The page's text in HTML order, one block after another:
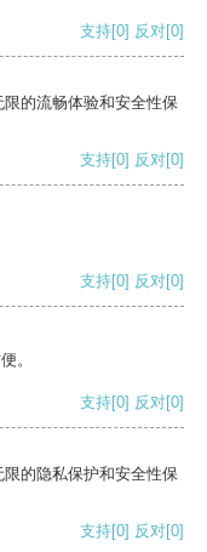
支持[0] 反对[0]
的流畅体验和安全性保
支持[0] 反对[0]
支持[0] 反对[0]
。
支持[0] 反对[0]
的隐私保护和安全性保
支持[0] 反对[0]